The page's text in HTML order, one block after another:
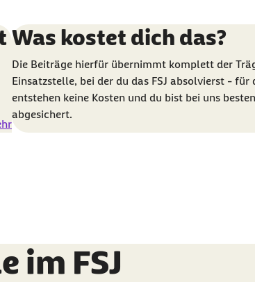
Element 2 von 3
Was kostet dich das?
Die Beiträge hierfür übernimmt komplett der
Einsatzstelle, bei der du das FSJ absolvierst - für
entstehen keine Kosten und du bist bei uns
abgesichert.
im FSJ